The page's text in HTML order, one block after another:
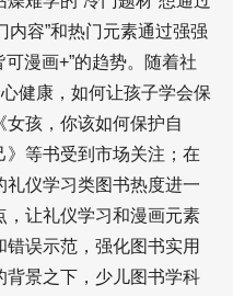
内容”和热门元素通过强强
可漫画+”的趋势。随着社
健康，如何让孩子学会保
孩，你该如何保护自
》等书受到市场关注；在
仪学习类图书热度进一
，让礼仪学习和漫画元素
误示范，强化图书实用
背景之下，少儿图书学科